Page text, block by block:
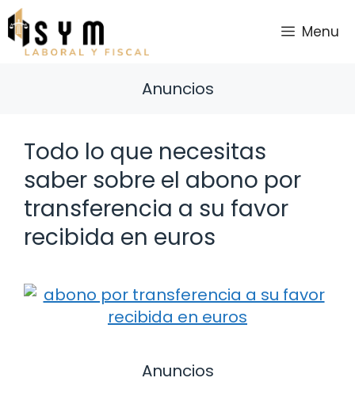
Saltar
al
contenido
Menu
Anuncios
Todo lo que necesitas
saber sobre el abono por
transferencia a su favor
recibida en euros
Anuncios